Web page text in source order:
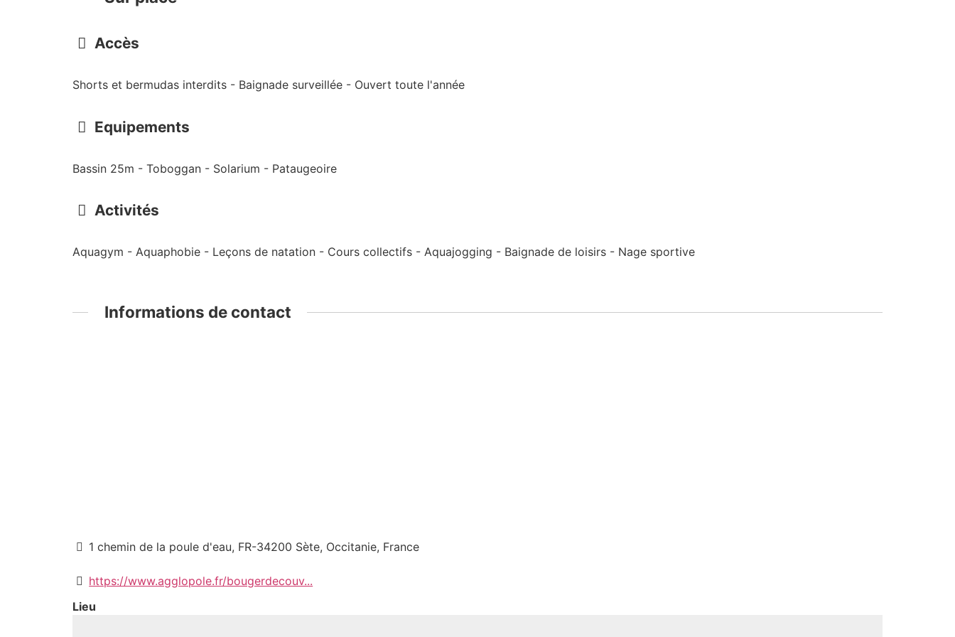
Accès
Shorts et bermudas interdits - Baignade surveillée - Ouvert toute l'année
Equipements
Bassin 25m - Toboggan - Solarium - Pataugeoire
Activités
Aquagym - Aquaphobie - Leçons de natation - Cours collectifs - Aquajogging - Baignade de loisirs - Nage sportive
Informations de contact
1 chemin de la poule d'eau, FR-34200 Sète, Occitanie, France
https://www.agglopole.fr/bougerdecouv...
Lieu